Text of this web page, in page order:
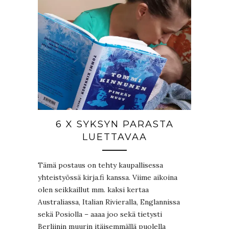
6 X SYKSYN PARASTA
LUETTAVAA
Tämä postaus on tehty kaupallisessa
yhteistyössä kirja.fi kanssa. Viime aikoina
olen seikkaillut mm. kaksi kertaa
Australiassa, Italian Rivieralla, Englannissa
sekä Posiolla – aaaa joo sekä tietysti
Berliinin muurin itäisemmällä puolella